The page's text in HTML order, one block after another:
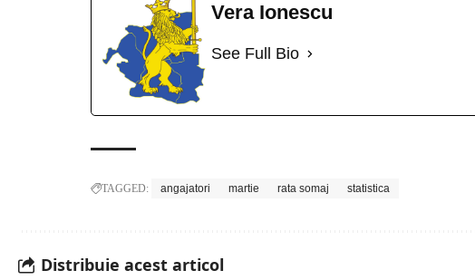
Vera Ionescu
See Full Bio
TAGGED: angajatori martie rata somaj statistica
Distribuie acest articol